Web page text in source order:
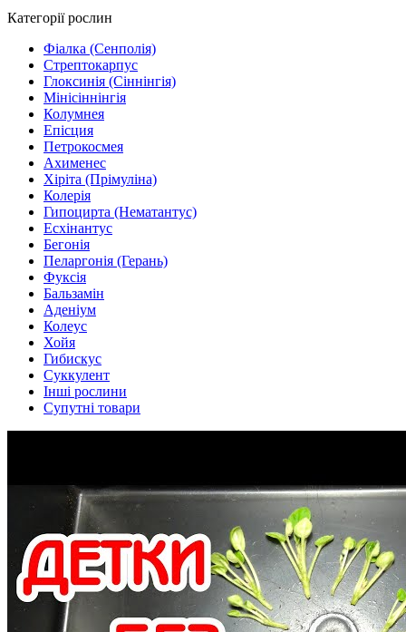
Категорії рослин
Фіалка (Сенполія)
Стрептокарпус
Глоксинія (Сіннінгія)
Мінісіннінгія
Колумнея
Епісция
Петрокосмея
Ахименес
Хіріта (Прімуліна)
Колерія
Гипоцирта (Нематантус)
Есхінантус
Бегонія
Пеларгонія (Герань)
Фуксія
Бальзамін
Аденіум
Колеус
Хойя
Гибискус
Суккулент
Інші рослини
Супутні товари